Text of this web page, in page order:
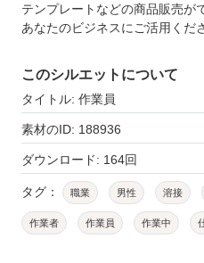
テンプレートなどの商品販売が
あなたのビジネスにご活用くだ
このシルエットについて
タイトル: 作業員
素材のID: 188936
ダウンロード: 164回
タグ： 職業 男性 溶接
作業者 作業員 作業中